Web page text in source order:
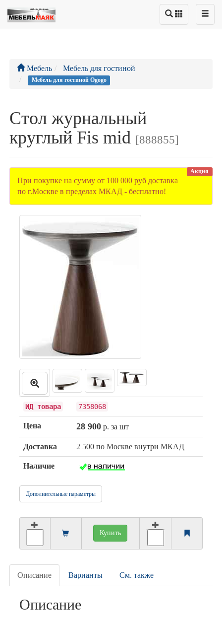
Мебель Мебель для гостиной
Мебель для гостиной Ogogo
Стол журнальный
круглый Fis mid [888855]
Акция
При покупке на сумму от 100 000 руб доставка
по г.Москве в пределах МКАД - бесплатно!
ИД товара 7358068
Цена 28 900р. за шт
Доставка 2 500 по Москве внутри МКАД
Наличие
Дополнительные параметры
Купить
Описание Варианты См. также
Описание